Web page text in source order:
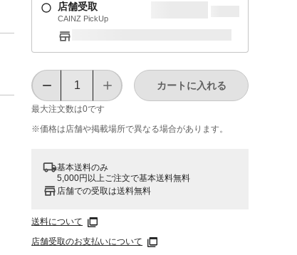
店舗受取
CAINZ PickUp
最大注文数は0です
カートに入れる
※価格は​店舗や​掲載場所で​異なる​場合が​あります。
基本送料のみ
5,000円以上ご注文で基本送料無料
店舗での受取は送料無料
送料について
店舗受取のお支払いについて